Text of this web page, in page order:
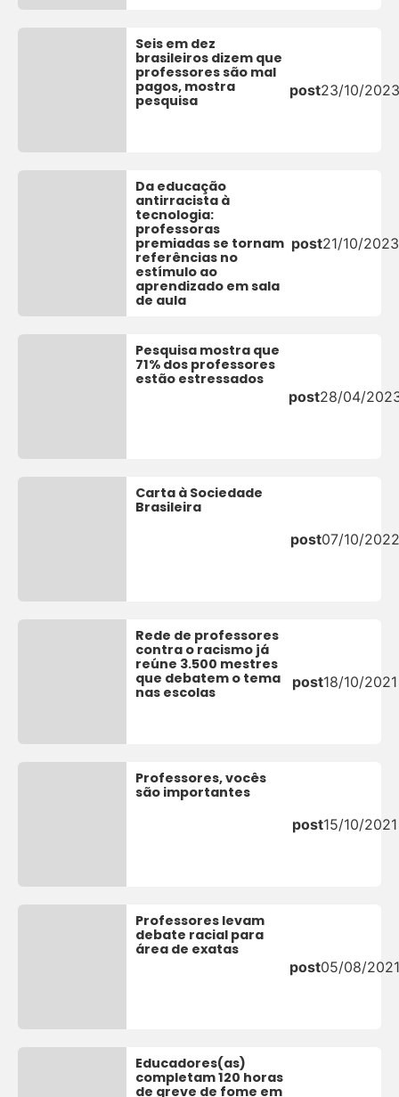
Seis em dez
brasileiros dizem que
professores são mal
pagos, mostra
pesquisa
post23/10/
Da educação
antirracista à
tecnologia:
professoras
premiadas se tornam
referências no
estímulo ao
aprendizado em sala
de aula
post21/10/2023
Pesquisa mostra que
71% dos professores
estão estressados
post28/04/
Carta à Sociedade
Brasileira
post07/10/2022
Rede de professores
contra o racismo já
reúne 3.500 mestres
que debatem o tema
nas escolas
post18/10/2021
Professores, vocês
são importantes
post15/10/2021
Professores levam
debate racial para
área de exatas
post05/08/
Educadores(as)
completam 120 horas
de greve de fome em